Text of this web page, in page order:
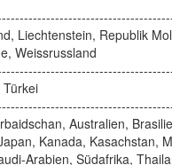
Liechtenstein, Republik
Weissrussland
Australien,
Kanada, Kasachstan,
Arabien, Südafrika,